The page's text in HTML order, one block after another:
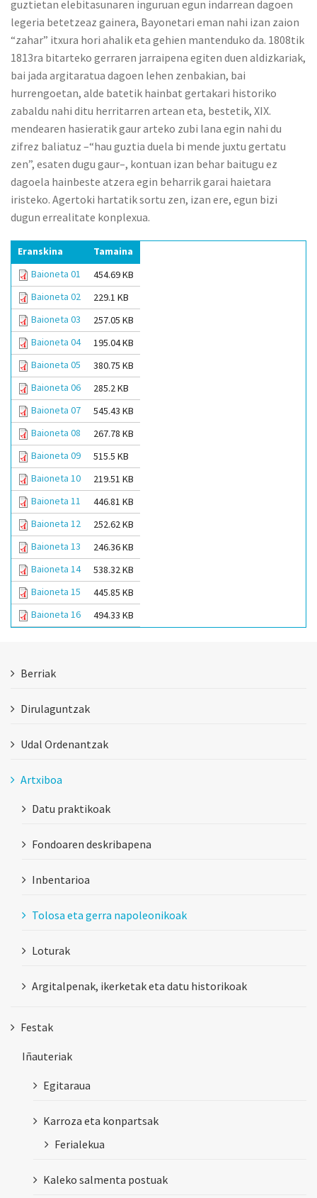
guztietan elebitasunaren inguruan egun indarrean dagoen
legeria betetzeaz gainera, Bayonetari eman nahi izan zaion
“zahar” itxura hori ahalik eta gehien mantenduko da. 1808tik
1813ra bitarteko gerraren jarraipena egiten duen aldizkariak,
bai jada argitaratua dagoen lehen zenbakian, bai
hurrengoetan, alde batetik hainbat gertakari historiko
zabaldu nahi ditu herritarren artean eta, bestetik, XIX.
mendearen hasieratik gaur arteko zubi lana egin nahi du
zifrez baliatuz –“hau guztia duela bi mende juxtu gertatu
zen”, esaten dugu gaur–, kontuan izan behar baitugu ez
dagoela hainbeste atzera egin beharrik garai haietara
iristeko. Agertoki hartatik sortu zen, izan ere, egun bizi
dugun errealitate konplexua.
Eranskina
Tamaina
Baioneta 01
454.69 KB
Baioneta 02
229.1 KB
Baioneta 03
257.05 KB
Baioneta 04
195.04 KB
Baioneta 05
380.75 KB
Baioneta 06
285.2 KB
Baioneta 07
545.43 KB
Baioneta 08
267.78 KB
Baioneta 09
515.5 KB
Baioneta 10
219.51 KB
Baioneta 11
446.81 KB
Baioneta 12
252.62 KB
Baioneta 13
246.36 KB
Baioneta 14
538.32 KB
Baioneta 15
445.85 KB
Baioneta 16
494.33 KB
Berriak
Dirulaguntzak
Udal Ordenantzak
Artxiboa
Datu praktikoak
Fondoaren deskribapena
Inbentarioa
Tolosa eta gerra napoleonikoak
Loturak
Argitalpenak, ikerketak eta datu historikoak
Festak
Iñauteriak
Egitaraua
Karroza eta konpartsak
Ferialekua
Kaleko salmenta postuak